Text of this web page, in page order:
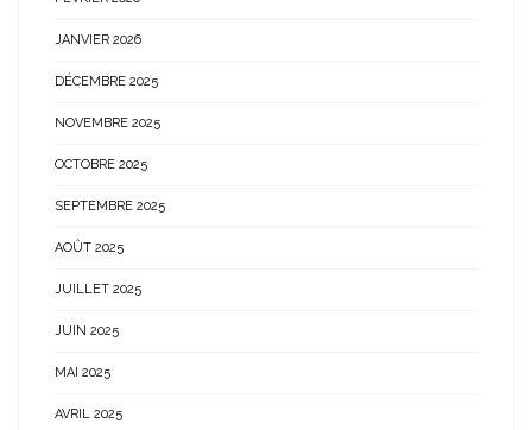
JANVIER 2026
DÉCEMBRE 2025
NOVEMBRE 2025
OCTOBRE 2025
SEPTEMBRE 2025
AOÛT 2025
JUILLET 2025
JUIN 2025
MAI 2025
AVRIL 2025